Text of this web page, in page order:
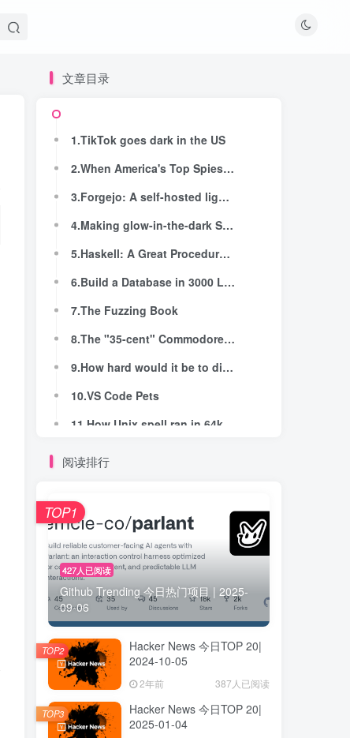
文章目录
1.TikTok goes dark in the US
2.When America's Top Spies Were Academics and Librarians
3.Forgejo: A self-hosted lightweight software forge
4.Making glow-in-the-dark Strontium Aluminate
5.Haskell: A Great Procedural Language
6.Build a Database in 3000 Lines with 0 Dependencies
7.The Fuzzing Book
8.The "35-cent" Commodore 64 softmodem
9.How hard would it be to display the contents of an image file on the screen?
10.VS Code Pets
14.Show HN: Interactive systemd – a better way to work with systemd units
17.Open Dylan
18.Alignment faking in large language models
19.About A comprehensive guide for Linux Network (Socket) programming
20.'Once-in-a-century' discovery reveals luxury of Pompeii
文章目录
1.TikTok goes dark in the US
2.When America's Top Spies Were Academics and Librarians
3.Forgejo: A self-hosted lightweight software forge
4.Making glow-in-the-dark Strontium Aluminate
5.Haskell: A Great Procedural Language
6.Build a Database in 3000 Lines with 0 Dependencies
7.The Fuzzing Book
8.The "35-cent" Commodore 64 softmodem
9.How hard would it be to display the contents of an image file on the screen?
10.VS Code Pets
14.Show HN: Interactive systemd – a better way to work with systemd units
17.Open Dylan
18.Alignment faking in large language models
19.About A comprehensive guide for Linux Network (Socket) programming
20.'Once-in-a-century' discovery reveals luxury of Pompeii
阅读排行
427人已阅读
Github Trending 今日热门项目 | 2025-
09-06
TOP1
Hacker News 今日TOP 20|
2024-10-05
2年前 387人已阅读
TOP2
Hacker News 今日TOP 20|
2025-01-04
TOP3